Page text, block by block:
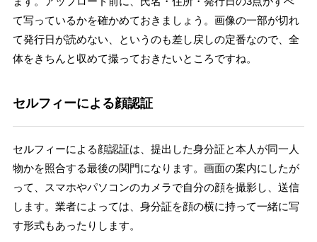
て写っているかを確かめておきましょう。画像の一部が切れ
て発行日が読めない、というのも差し戻しの定番なので、全
体をきちんと収めて撮っておきたいところですね。
セルフィーによる顔認証
セルフィーによる顔認証は、提出した身分証と本人が同一人
物かを照合する最後の関門になります。画面の案内にしたが
って、スマホやパソコンのカメラで自分の顔を撮影し、送信
します。業者によっては、身分証を顔の横に持って一緒に写
す形式もあったりします。